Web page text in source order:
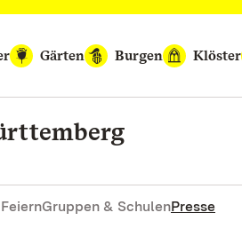
Gärten Burgen Klöster
Gruppen & SchulenPresse